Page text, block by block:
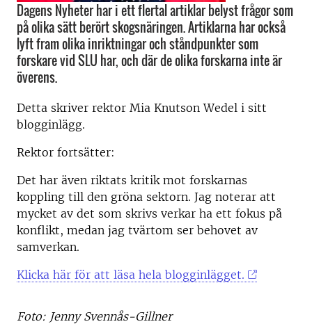
Dagens Nyheter har i ett flertal artiklar belyst frågor som
på olika sätt berört skogsnäringen. Artiklarna har också
lyft fram olika inriktningar och ståndpunkter som
forskare vid SLU har, och där de olika forskarna inte är
överens.
Detta skriver rektor Mia Knutson Wedel i sitt
blogginlägg.
Rektor fortsätter:
Det har även riktats kritik mot forskarnas
koppling till den gröna sektorn. Jag noterar att
mycket av det som skrivs verkar ha ett fokus på
konflikt, medan jag tvärtom ser behovet av
samverkan.
Klicka här för att läsa hela blogginlägget.
Foto: Jenny Svennås-Gillner